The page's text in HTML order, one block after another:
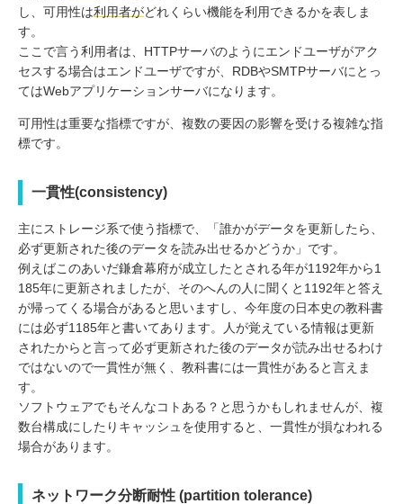
し、可用性は利用者がどれくらい機能を利用できるかを表しま
す。
ここで言う利用者は、HTTPサーバのようにエンドユーザがアク
セスする場合はエンドユーザですが、RDBやSMTPサーバにとっ
てはWebアプリケーションサーバになります。
可用性は重要な指標ですが、複数の要因の影響を受ける複雑な指
標です。
一貫性(consistency)
主にストレージ系で使う指標で、「誰かがデータを更新したら、
必ず更新された後のデータを読み出せるかどうか」です。
例えばこのあいだ鎌倉幕府が成立したとされる年が1192年から1
185年に更新されましたが、そのへんの人に聞くと1192年と答え
が帰ってくる場合があると思いますし、今年度の日本史の教科書
には必ず1185年と書いてあります。人が覚えている情報は更新
されたからと言って必ず更新された後のデータが読み出せるわけ
ではないので一貫性が無く、教科書には一貫性があると言えま
す。
ソフトウェアでもそんなコトある？と思うかもしれませんが、複
数台構成にしたりキャッシュを使用すると、一貫性が損なわれる
場合があります。
ネットワーク分断耐性 (partition tolerance)